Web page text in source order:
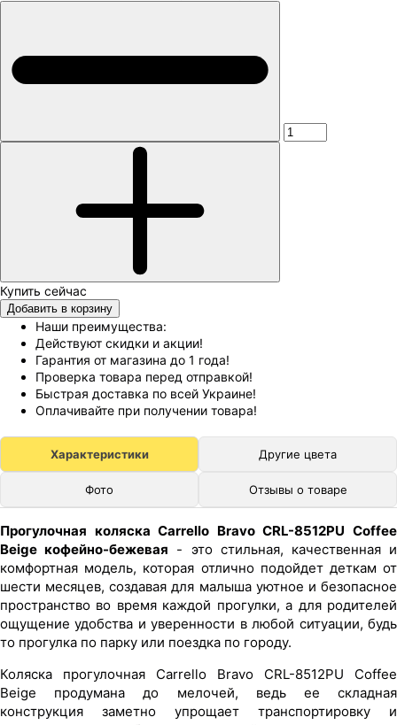
Добавить в корзину
Наши преимущества:
Действуют скидки и акции!
Гарантия от магазина до 1 года!
Проверка товара перед отправкой!
Быстрая доставка по всей Украине!
Оплачивайте при получении товара!
Характеристики Другие цвета
Фото Отзывы о товаре
Прогулочная коляска Carrello Bravo CRL-8512PU Coffee
Beige кофейно-бежевая - это стильная, качественная и
комфортная модель, которая отлично подойдет деткам от
шести месяцев, создавая для малыша уютное и безопасное
пространство во время каждой прогулки, а для родителей
ощущение удобства и уверенности в любой ситуации, будь
то прогулка по парку или поездка по городу.
Коляска прогулочная Carrello Bravo CRL-8512PU Coffee
Beige продумана до мелочей, ведь ее складная
конструкция заметно упрощает транспортировку и